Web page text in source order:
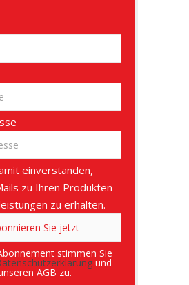
einverstanden,
zu Ihren Produkten
zu erhalten.
stimmen Sie
und
AGB zu.